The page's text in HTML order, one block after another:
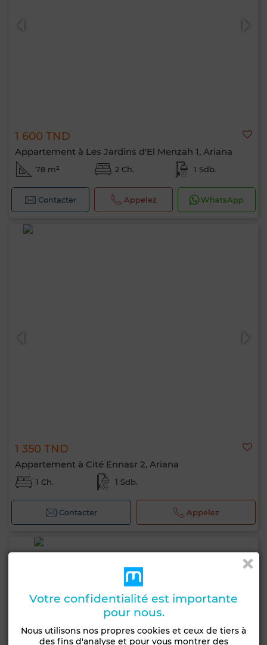
1 600 TND
Appartement à Les Jardins d'El Menzah 1, Ariana
78 m² 2 Ch. 1 Sdb.
Contacter Appelez WhatsApp
1 350 TND
Appartement à Cité Ennasr 2, Ariana
1 Ch. 1 Sdb.
Contacter Appelez
Votre confidentialité est importante
pour nous.
Nous utilisons nos propres cookies et ceux de tiers à
des fins d'analyse et pour vous montrer des